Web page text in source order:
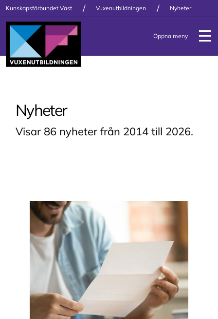
Kunskapsförbundet Väst / Vuxenutbildningen / Nyheter
Öppna meny
Nyheter
Visar 86 nyheter från 2014 till 2026.